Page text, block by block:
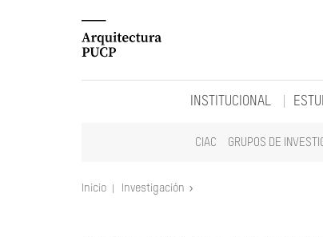
INSTITUCIONAL
CIAC GRUPOS DE
Inicio Investigación